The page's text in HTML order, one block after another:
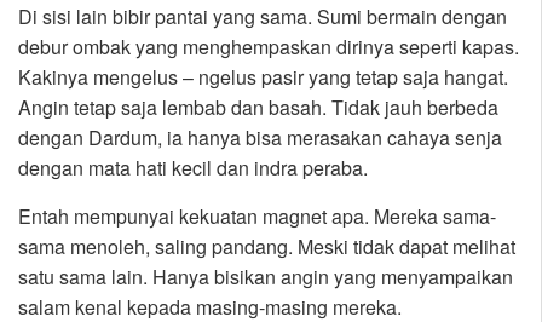
Di sisi lain bibir pantai yang sama. Sumi bermain dengan
debur ombak yang menghempaskan dirinya seperti kapas.
Kakinya mengelus – ngelus pasir yang tetap saja hangat.
Angin tetap saja lembab dan basah. Tidak jauh berbeda
dengan Dardum, ia hanya bisa merasakan cahaya senja
dengan mata hati kecil dan indra peraba.
Entah mempunyai kekuatan magnet apa. Mereka sama-
sama menoleh, saling pandang. Meski tidak dapat melihat
satu sama lain. Hanya bisikan angin yang menyampaikan
salam kenal kepada masing-masing mereka.